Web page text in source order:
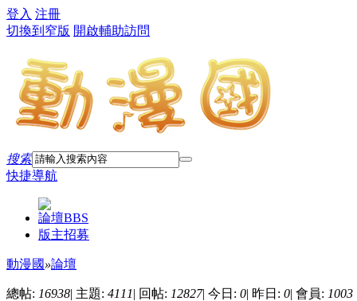
登入 注冊
切換到窄版 開啟輔助訪問
搜索
快捷導航
論壇BBS
版主招募
動漫國»論壇
總帖: 16938| 主題: 4111| 回帖: 12827| 今日: 0| 昨日: 0| 會員: 1003